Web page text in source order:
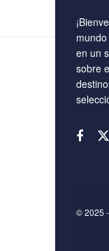
en un
sobre
© 2025